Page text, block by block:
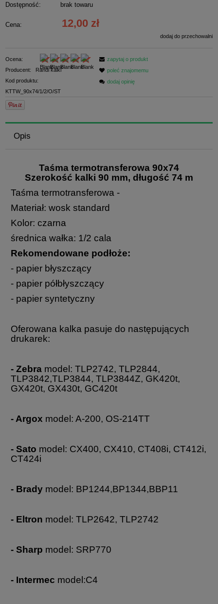
Dostępność: brak towaru
Cena: 12,00 zł
dodaj do przechowalni
Ocena:
Producent:
Randi kalki
Kod produktu:
KTTW_90x74/1/2/O/ST
zapytaj o produkt
poleć znajomemu
dodaj opinię
Opis
Taśma termotransferowa 90x74
Szerokość kalki 90 mm, długość 74 m
Taśma termotransferowa -
Materiał: wosk standard
Kolor: czarna
średnica wałka: 1/2 cala
Rekomendowane podłoże:
- papier błyszczący
- papier półbłyszczący
- papier syntetyczny
Oferowana kalka pasuje do następujących
drukarek:
- Zebra model: TLP2742, TLP2844,
TLP3842,TLP3844, TLP3844Z, GK420t,
GX420t, GX430t, GC420t
- Argox model: A-200, OS-214TT
- Sato model: CX400, CX410, CT408i, CT412i,
CT424i
- Brady model: BP1244,BP1344,BBP11
- Eltron model: TLP2642, TLP2742
- Sharp model: SRP770
- Intermec model:C4